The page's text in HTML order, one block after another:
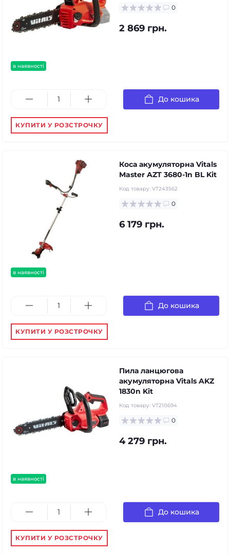
в наявності
0
2 869 грн.
До кошика
КУПИТИ У РОЗСТРОЧКУ
в наявності
Коса акумуляторна Vitals
Master AZT 3680-1n BL Kit
Код товару: VT243562
0
6 179 грн.
До кошика
КУПИТИ У РОЗСТРОЧКУ
в наявності
Пила ланцюгова
акумуляторна Vitals AKZ
1830n Kit
Код товару: VT210694
0
4 279 грн.
До кошика
КУПИТИ У РОЗСТРОЧКУ